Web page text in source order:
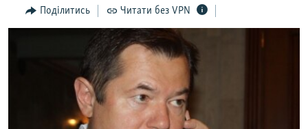
Перейти
до
ПОГЛЯД
СПЕЦПРОЕКТИ
ЯК ОБІЙТИ БЛОКУВАННЯ
Поділитись Читати без VPN